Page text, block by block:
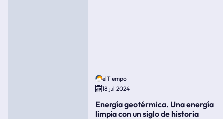
elTiempo
18 jul 2024
Energía geotérmica. Una energía
limpia con un siglo de historia